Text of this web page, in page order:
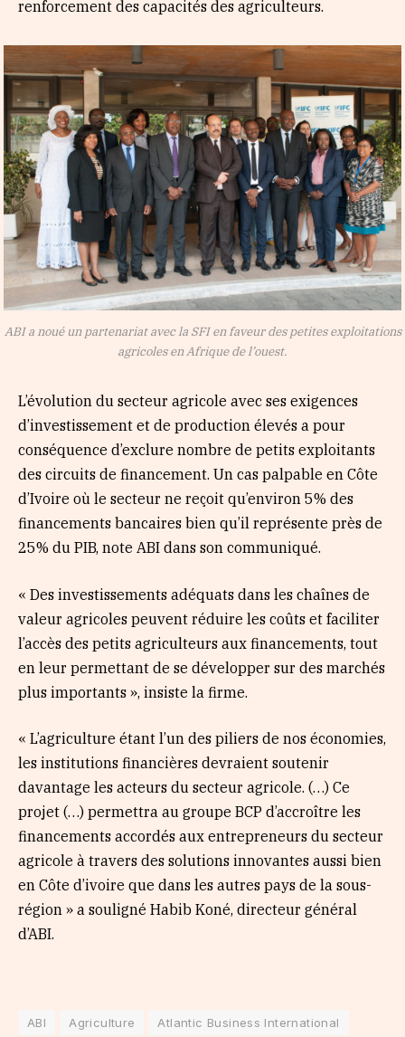
renforcement des capacités des agriculteurs.
ABI a noué un partenariat avec la SFI en faveur des petites exploitations
agricoles en Afrique de l’ouest.
L’évolution du secteur agricole avec ses exigences
d’investissement et de production élevés a pour
conséquence d’exclure nombre de petits exploitants
des circuits de financement. Un cas palpable en Côte
d’Ivoire où le secteur ne reçoit qu’environ 5% des
financements bancaires bien qu’il représente près de
25% du PIB, note ABI dans son communiqué.
« Des investissements adéquats dans les chaînes de
valeur agricoles peuvent réduire les coûts et faciliter
l’accès des petits agriculteurs aux financements, tout
en leur permettant de se développer sur des marchés
plus importants », insiste la firme.
« L’agriculture étant l’un des piliers de nos économies,
les institutions financières devraient soutenir
davantage les acteurs du secteur agricole. (…) Ce
projet (…) permettra au groupe BCP d’accroître les
financements accordés aux entrepreneurs du secteur
agricole à travers des solutions innovantes aussi bien
en Côte d’ivoire que dans les autres pays de la sous-
région » a souligné Habib Koné, directeur général
d’ABI.
ABI Agriculture Atlantic Business International